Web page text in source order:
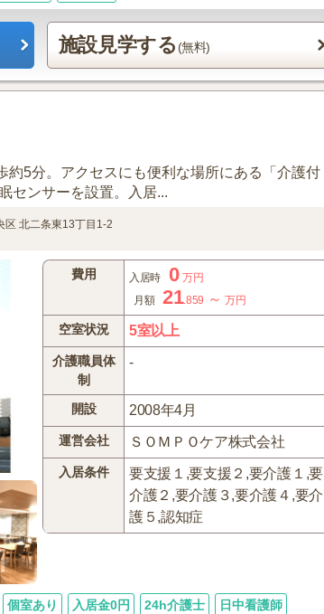
施設見学する (無料)
5分。アクセスにも便利な場所にある「介護付
センサーを設置。入居...
区 北二条東13丁目1-2
費用 入居時 0 万円
月額
21.859 ～万円
空室状況 5室以上
介護職員体
制
-
開設 2008年4月
運営会社 ＳＯＭＰＯケア株式会社
入居条件
要支援１,要支援２,要介護１,要
介護２,要介護３,要介護４,要介
護５,認知症
個室あり 入居金0円 24h介護士 日中看護師